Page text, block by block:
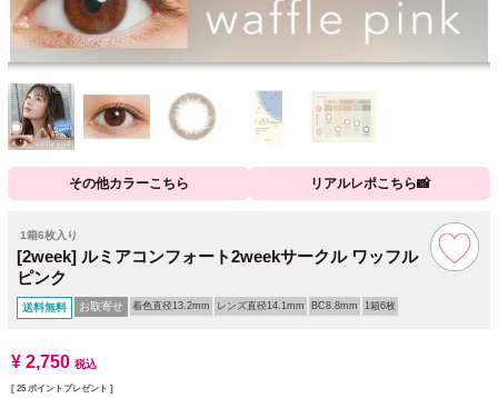
その他カラーこちら リアルレポこちら📸
1箱6枚入り
[2week] ルミアコンフォート2weekサークル ワッフル
ピンク
送料無料 お取寄せ 着色直径13.2mm レンズ直径14.1mm BC8.8mm 1箱6枚
¥ 2,750 税込
[ 25 ポイントプレゼント ]